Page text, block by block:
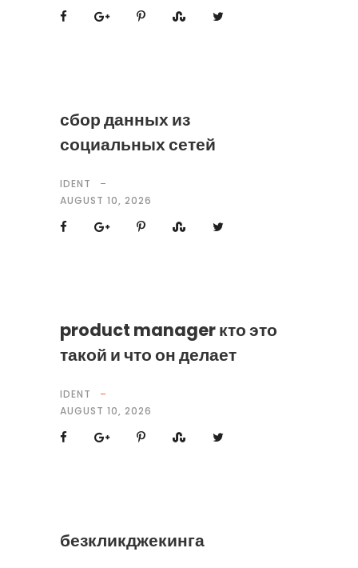
сбор данных из
социальных сетей
IDENT
AUGUST 10, 2026
product manager кто это
такой и что он делает
IDENT
AUGUST 10, 2026
безкликджекинга